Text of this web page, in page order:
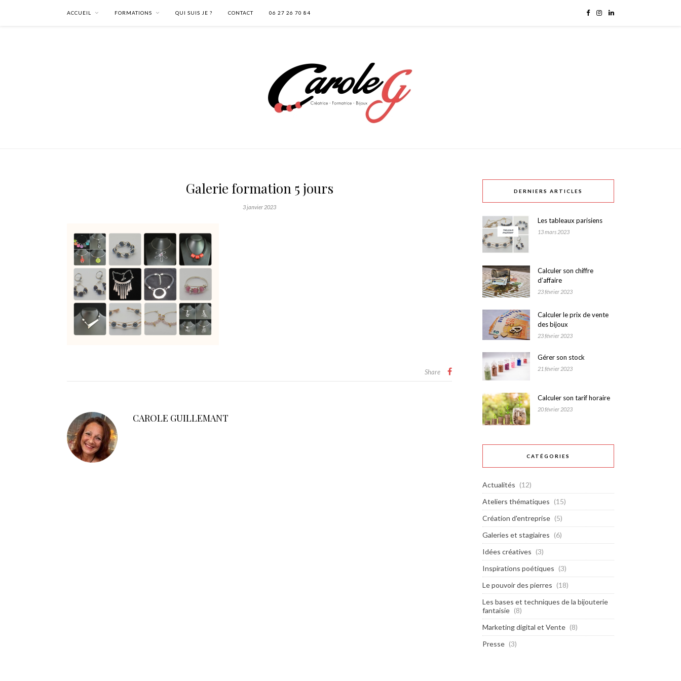
ACCUEIL FORMATIONS QUI SUIS JE ? CONTACT 06 27 26 70 84
Galerie formation 5 jours
3 janvier 2023
Share
CAROLE GUILLEMANT
DERNIERS ARTICLES
Les tableaux parisiens
13 mars 2023
Calculer son chiffre
d’affaire
23 février 2023
Calculer le prix de vente
des bijoux
23 février 2023
Gérer son stock
21 février 2023
Calculer son tarif horaire
20 février 2023
CATÉGORIES
Actualités (12)
Ateliers thématiques (15)
Création d'entreprise (5)
Galeries et stagiaires (6)
Idées créatives (3)
Inspirations poétiques (3)
Le pouvoir des pierres (18)
Les bases et techniques de la bijouterie
fantaisie (8)
Marketing digital et Vente (8)
Presse (3)